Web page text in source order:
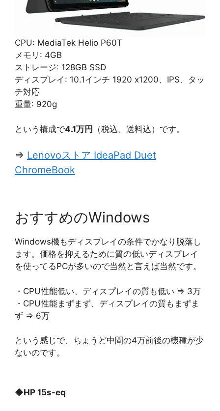
CPU: MediaTek Helio P60T
メモリ: 4GB
ストレージ: 128GB SSD
ディスプレイ: 10.1インチ 1920 x1200、IPS、タッ
チ対応
重量: 920g
という構成で4.1万円 （税込、送料込）です。
⇒ Lenovoストア IdeaPad Duet
ChromeBook
おすすめのWindows
Windows機もディスプレイの条件でかなり脱落し
ます。価格を抑えるために質の低いディスプレイ
を使ってるPCが多いので当然と言えば当然です。
・CPU性能低い、ディスプレイの質も低い ⇒ 3万
・CPU性能まずまず、ディスプレイの質もまずま
ず ⇒ 6万
という感じで、ちょうど中間の4万前後の機種が少
ないのです。
◆HP 15s-eq